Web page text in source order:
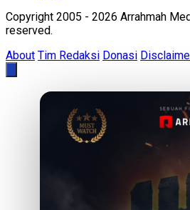
Copyright 2005 - 2026 Arrahmah
reserved.
About Tim Redaksi Donasi